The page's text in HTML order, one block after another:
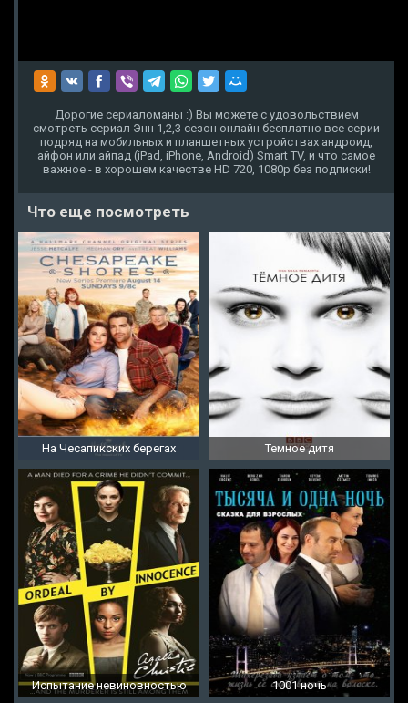
Дорогие сериаломаны :) Вы можете с удовольствием
смотреть сериал Энн 1,2,3 сезон онлайн бесплатно все серии
подряд на мобильных и планшетных устройствах андроид,
айфон или айпад (iPad, iPhone, Android) Smart TV, и что самое
важное - в хорошем качестве HD 720, 1080p без подписки!
Что еще посмотреть
На Чесапикских берегах Темное дитя
Испытание невиновностью 1001 ночь